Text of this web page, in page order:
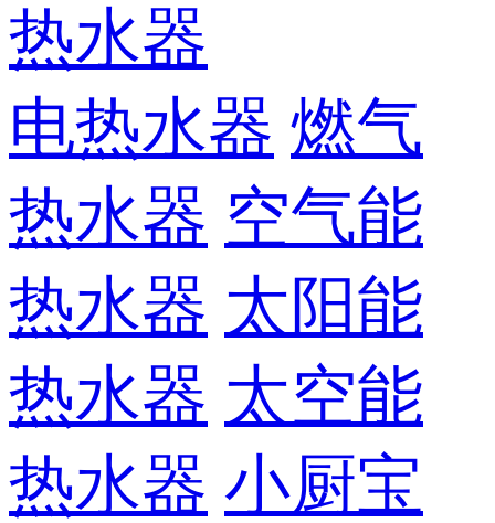
热水器
电热水器 燃气
热水器 空气能
热水器 太阳能
热水器 太空能
热水器 小厨宝